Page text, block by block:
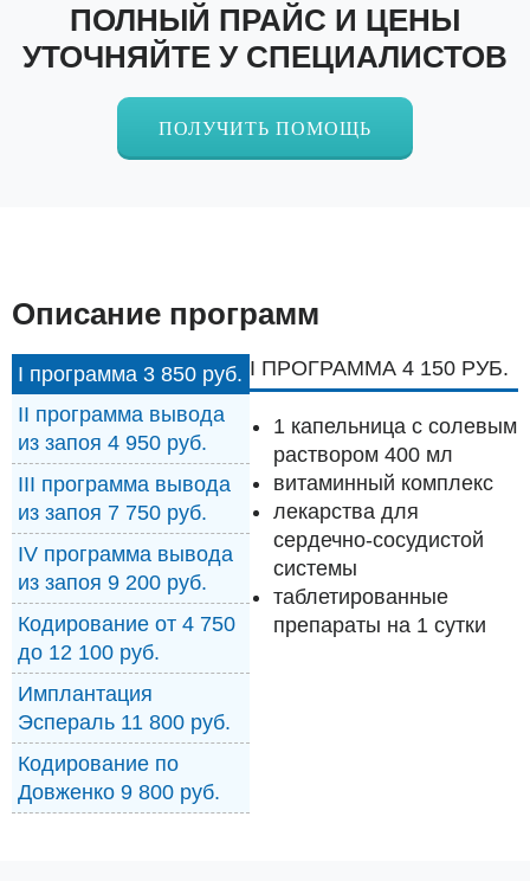
ПОЛНЫЙ ПРАЙС И ЦЕНЫ
УТОЧНЯЙТЕ У СПЕЦИАЛИСТОВ
ПОЛУЧИТЬ ПОМОЩЬ
Описание программ
I программа 3 850 руб.
II программа вывода
из запоя 4 950 руб.
III программа вывода
из запоя 7 750 руб.
IV программа вывода
из запоя 9 200 руб.
Кодирование от 4 750
до 12 100 руб.
Имплантация
Эспераль 11 800 руб.
Кодирование по
Довженко 9 800 руб.
I ПРОГРАММА 4 150 РУБ.
1 капельница с солевым
раствором 400 мл
витаминный комплекс
лекарства для
сердечно-сосудистой
системы
таблетированные
препараты на 1 сутки